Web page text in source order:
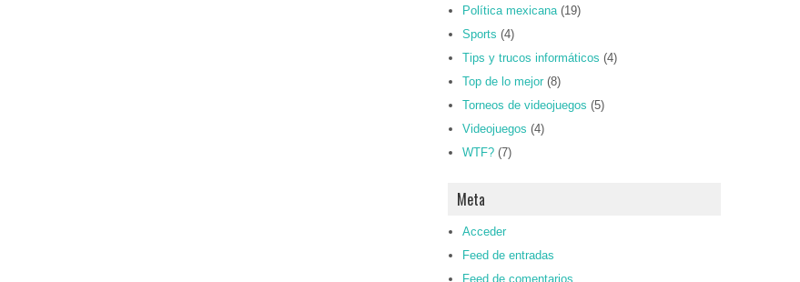
Política mexicana(19)
Sports (4)
Tips y trucos informáticos (4)
Top de lo mejor (8)
Torneos de videojuegos (5)
Videojuegos (4)
WTF? (7)
Meta
Acceder
Feed de entradas
Feed de comentarios